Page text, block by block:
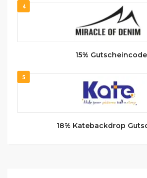
4
15% Gutscheincode
5
18% Katebackdrop